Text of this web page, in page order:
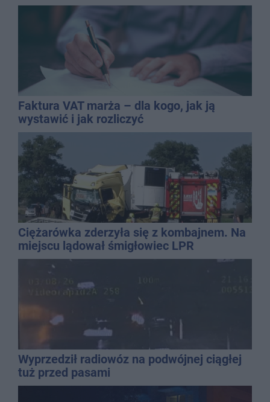
Faktura VAT marża – dla kogo, jak ją
wystawić i jak rozliczyć
Ciężarówka zderzyła się z kombajnem. Na
miejscu lądował śmigłowiec LPR
Wyprzedził radiowóz na podwójnej ciągłej
tuż przed pasami